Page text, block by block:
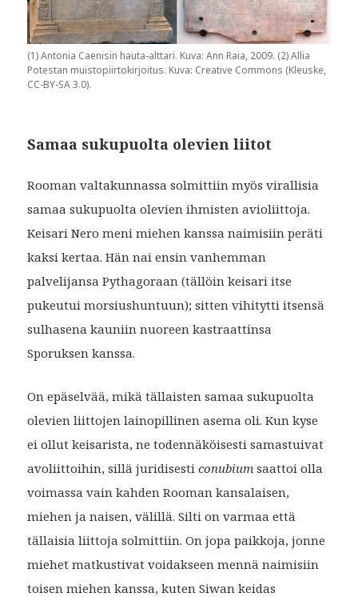
(1) Antonia Caenisin hauta-alttari. Kuva: Ann Raia, 2009. (2) Allia
Potestan muistopiirtokirjoitus. Kuva: Creative Commons (Kleuske,
CC-BY-SA 3.0).
Samaa sukupuolta olevien liitot
Rooman valtakunnassa solmittiin myös virallisia
samaa sukupuolta olevien ihmisten avioliittoja.
Keisari Nero meni miehen kanssa naimisiin peräti
kaksi kertaa. Hän nai ensin vanhemman
palvelijansa Pythagoraan (tällöin keisari itse
pukeutui morsiushuntuun); sitten vihitytti itsensä
sulhasena kauniin nuoreen kastraattinsa
Sporuksen kanssa.
On epäselvää, mikä tällaisten samaa sukupuolta
olevien liittojen lainopillinen asema oli. Kun kyse
ei ollut keisarista, ne todennäköisesti samastuivat
avoliittoihin, sillä juridisesticonubium saattoi olla
voimassa vain kahden Rooman kansalaisen,
miehen ja naisen, välillä. Silti on varmaa että
tällaisia liittoja solmittiin. On jopa paikkoja, jonne
miehet matkustivat voidakseen mennä naimisiin
toisen miehen kanssa, kuten Siwan keidas